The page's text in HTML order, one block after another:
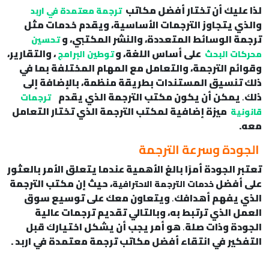
لذا عليك أن تختار أفضل مكاتب ترجمة معتمدة في اربد
والذي يتجاوز الترجمات الأساسية، ويقدم خدمات مثل
ترجمة الوسائط المتعددة، والنشر المكتبي، وتحسين
محركات البحث على أساس اللغة، وتوطين البرامج، والتقارير،
وقوائم الترجمة، والتعامل مع المهام المختلفة بما في
ذلك تنسيق المستندات بطريقة منظمة، بالإضافة إلى
ذلك.يمكن أن يكون مكتب الترجمة الذي يقدم ترجمات
قانونية ميزة إضافية لمكتب الترجمة الذي تختار التعامل
معه.
الجودة وسرعة الترجمة
تعتبر الجودة أمرًا بالغ الأهمية عندما يتعلق الأمر بالعثور
على أفضلخدمات الترجمة الاحترافية، حيث إن مكتب الترجمة
الذي يفهم أهدافك.ويتعاون معك على توسيع سوق
العمل الذي ترتبط به، وبالتالي تقديم ترجمات عالية
الجودة وذات صلة.هو أمر يجب أن يشكل اختيارك قبل
التفكير في انتقاء أفضل مكاتب ترجمة معتمدة في اربد .